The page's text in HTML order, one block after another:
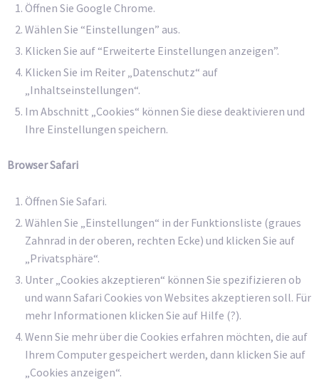
Öffnen Sie Google Chrome.
Wählen Sie “Einstellungen” aus.
Klicken Sie auf “Erweiterte Einstellungen anzeigen”.
Klicken Sie im Reiter „Datenschutz“ auf
„Inhaltseinstellungen“.
Im Abschnitt „Cookies“ können Sie diese deaktivieren und
Ihre Einstellungen speichern.
Browser Safari
Öffnen Sie Safari.
Wählen Sie „Einstellungen“ in der Funktionsliste (graues
Zahnrad in der oberen, rechten Ecke) und klicken Sie auf
„Privatsphäre“.
Unter „Cookies akzeptieren“ können Sie spezifizieren ob
und wann Safari Cookies von Websites akzeptieren soll. Für
mehr Informationen klicken Sie auf Hilfe (?).
Wenn Sie mehr über die Cookies erfahren möchten, die auf
Ihrem Computer gespeichert werden, dann klicken Sie auf
„Cookies anzeigen“.